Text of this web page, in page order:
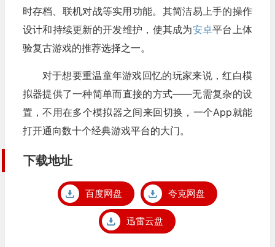
时存档、联机对战等实用功能。其简洁易上手的操作
设计和持续更新的开发维护，使其成为安卓平台上体
验复古游戏的推荐选择之一。
对于想要重温童年游戏回忆的玩家来说，红白模
拟器提供了一种简单而直接的方式——无需复杂的设
置，不用在多个模拟器之间来回切换，一个App就能
打开通向数十个经典游戏平台的大门。
下载地址
百度网盘 夸克网盘
迅雷云盘